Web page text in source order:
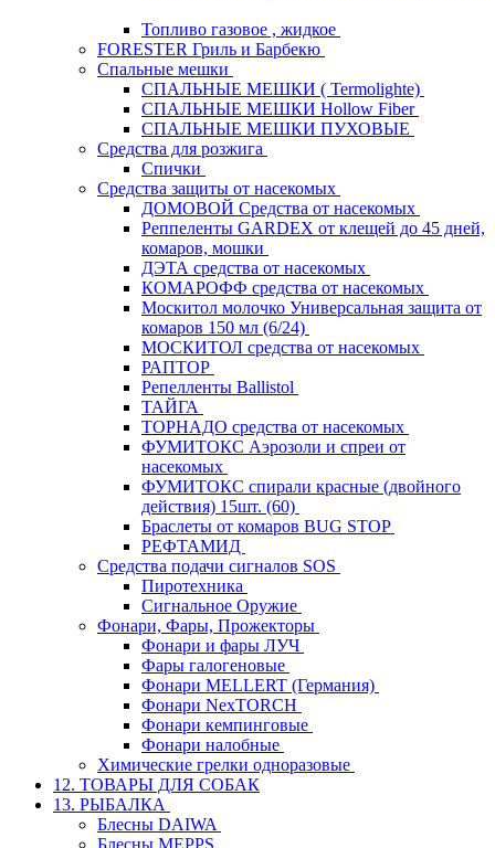
Топливо газовое , жидкое
FORESTER Гриль и Барбекю
Спальные мешки
СПАЛЬНЫЕ МЕШКИ ( Termolighte)
СПАЛЬНЫЕ МЕШКИ Hollow Fiber
СПАЛЬНЫЕ МЕШКИ ПУХОВЫЕ
Средства для розжига
Спички
Средства защиты от насекомых
ДОМОВОЙ Средства от насекомых
Реппеленты GARDEX от клещей до 45 дней,
комаров, мошки
ДЭТА средства от насекомых
КОМАРОФФ средства от насекомых
Москитол молочко Универсальная защита от
комаров 150 мл (6/24)
МОСКИТОЛ средства от насекомых
РАПТОР
Репелленты Ballistol
ТАЙГА
ТОРНАДО средства от насекомых
ФУМИТОКС Аэрозоли и спреи от
насекомых
ФУМИТОКС спирали красные (двойного
действия) 15шт. (60)
Браслеты от комаров BUG STOP
РЕФТАМИД
Средства подачи сигналов SOS
Пиротехника
Сигнальное Оружие
Фонари, Фары, Прожекторы
Фонари и фары ЛУЧ
Фары галогеновые
Фонари MELLERT (Германия)
Фонари NexTORCH
Фонари кемпинговые
Фонари налобные
Химические грелки одноразовые
12. ТОВАРЫ ДЛЯ СОБАК
13. РЫБАЛКА
Блесны DAIWA
Блесны MEPPS